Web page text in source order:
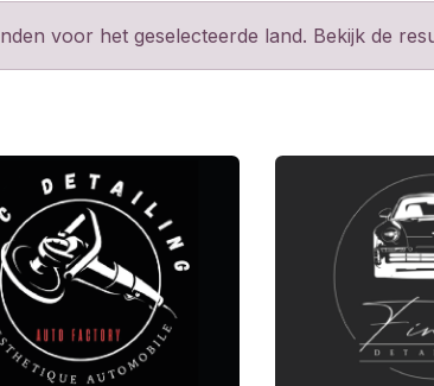
voor het geselecteerde land. Bekijk de